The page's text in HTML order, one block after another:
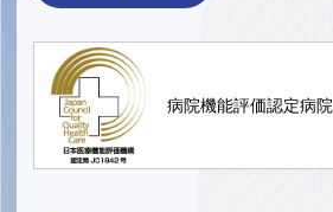
病院機能評価認定病院